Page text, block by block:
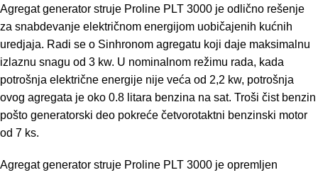
Agregat generator struje Proline PLT 3000 je odlično rešenje
za snabdevanje električnom energijom uobičajenih kućnih
uredjaja. Radi se o Sinhronom agregatu koji daje maksimalnu
izlaznu snagu od 3 kw. U nominalnom režimu rada, kada
potrošnja električne energije nije veća od 2,2 kw, potrošnja
ovog agregata je oko 0.8 litara benzina na sat. Troši čist benzin
pošto generatorski deo pokreće četvorotaktni benzinski motor
od 7 ks.
Agregat generator struje Proline PLT 3000 je opremljen